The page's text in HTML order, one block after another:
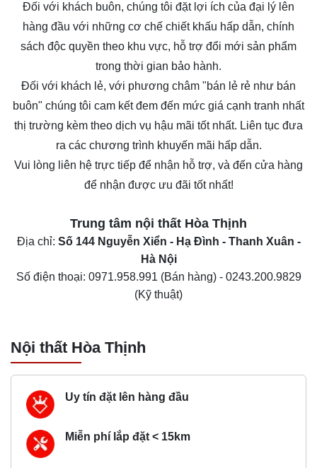
Đối với khách buôn, chúng tôi đặt lợi ích của đại lý lên
hàng đầu với những cơ chế chiết khấu hấp dẫn, chính
sách độc quyền theo khu vực, hỗ trợ đổi mới sản phẩm
trong thời gian bảo hành.
Đối với khách lẻ, với phương châm "bán lẻ rẻ như bán
buôn" chúng tôi cam kết đem đến mức giá cạnh tranh nhất
thị trường kèm theo dịch vụ hậu mãi tốt nhất. Liên tục đưa
ra các chương trình khuyến mãi hấp dẫn.
Vui lòng liên hệ trực tiếp để nhận hỗ trợ, và đến cửa hàng
để nhận được ưu đãi tốt nhất!
Trung tâm nội thất Hòa Thịnh
Địa chỉ: Số 144 Nguyễn Xiển - Hạ Đình - Thanh Xuân -
Hà Nội
Số điện thoại: 0971.958.991 (Bán hàng) - 0243.200.9829
(Kỹ thuật)
Nội thất Hòa Thịnh
Uy tín đặt lên hàng đầu
Miễn phí lắp đặt < 15km